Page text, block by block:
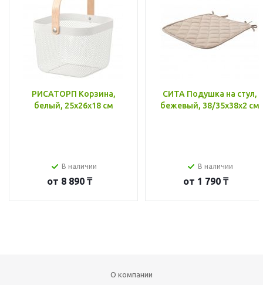
РИСАТОРП Корзина,
белый, 25x26x18 см
В наличии
от 8 890 ₸
СИТА Подушка на стул,
бежевый, 38/35x38x2 см
В наличии
от 1 790 ₸
О компании